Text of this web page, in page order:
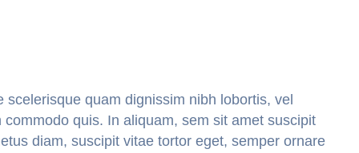
quam dignissim nibh lobortis, vel
quis. In aliquam, sem sit amet suscipit
diam, suscipit vitae tortor eget, semper ornare